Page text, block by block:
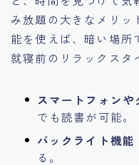
み放題の大きなメリッ
能を使えば、暗い場所
就寝前のリラックスタ
スマートフォン
でも読書が可能。
バックライト機能
る。